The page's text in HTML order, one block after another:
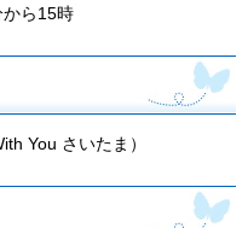
ら15時
You さいたま）